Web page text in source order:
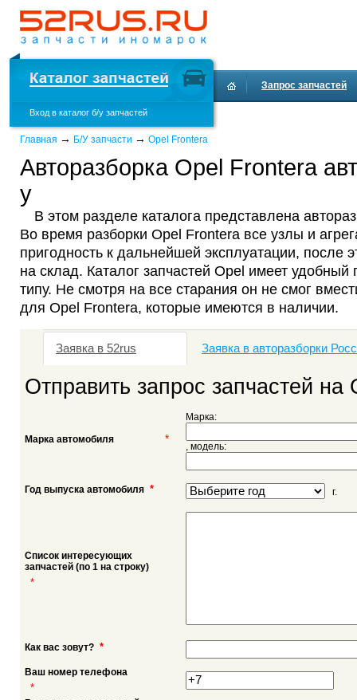
Вход в каталог б/у запчастей
Запрос запчастей
Главная → Б/У запчасти → Opel Frontera
Авторазборка Opel Frontera
у
В этом разделе каталога представлена
Во время разборки Opel Frontera все узлы и
пригодность к дальнейшей эксплуатации, после
на склад. Каталог запчастей Opel имеет удобный
типу. Не смотря на все старания он не смог
для Opel Frontera, которые имеются в наличии.
Заявка в 52rus Заявка в авторазборки
Отправить запрос запчастей на
Марка автомобиля *
Марка:
, модель:
Год выпуска автомобиля * г.
Список интересующих
запчастей (по 1 на строку)
*
Как вас зовут? *
Ваш номер телефона
*